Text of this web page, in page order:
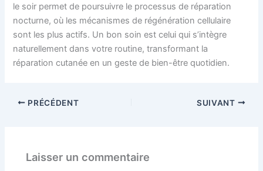
le soir permet de poursuivre le processus de réparation
nocturne, où les mécanismes de régénération cellulaire
sont les plus actifs. Un bon soin est celui qui s’intègre
naturellement dans votre routine, transformant la
réparation cutanée en un geste de bien-être quotidien.
PRÉCÉDENT SUIVANT
Laisser un commentaire